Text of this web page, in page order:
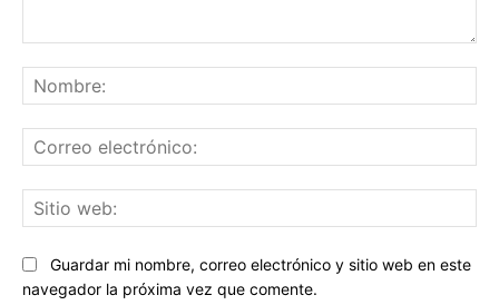
Guardar mi nombre, correo electrónico y sitio web en este
navegador la próxima vez que comente.